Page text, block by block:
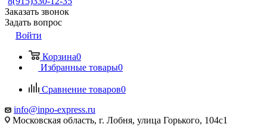
Заказать звонок
Задать вопрос
Войти
Корзина0
Избранные товары0
Сравнение товаров0
info@inpo-express.ru
Московская область, г. Лобня, улица Горького, 104с1